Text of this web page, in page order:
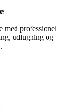
med professionel
udlugning og